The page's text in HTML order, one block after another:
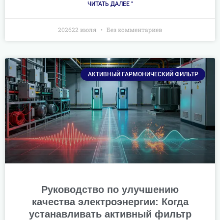
ЧИТАТЬ ДАЛЕЕ "
202622 июля Без комментариев
АКТИВНЫЙ ГАРМОНИЧЕСКИЙ ФИЛЬТР
Руководство по улучшению
качества электроэнергии: Когда
устанавливать активный фильтр